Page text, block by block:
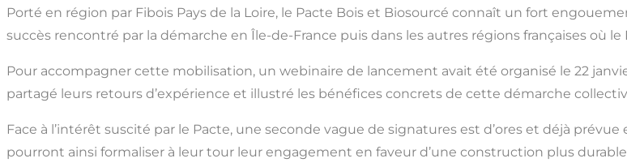
Porté en région par Fibois Pays de la Loire, le Pacte Bois et Biosourcé connaît un fort
succès rencontré par la démarche en Île-de-France puis dans les autres régions françaises où
Pour accompagner cette mobilisation, un webinaire de lancement avait été organisé le 22
partagé leurs retours d’expérience et illustré les bénéfices concrets de cette démarche
Face à l’intérêt suscité par le Pacte, une seconde vague de signatures est d’ores et déjà
pourront ainsi formaliser à leur tour leur engagement en faveur d’une construction plus